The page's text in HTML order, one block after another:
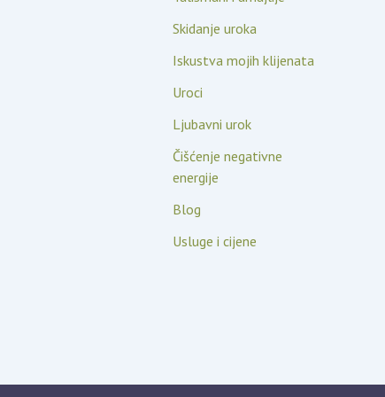
Skidanje uroka
Iskustva mojih klijenata
Uroci
Ljubavni urok
Čišćenje negativne
energije
Blog
Usluge i cijene